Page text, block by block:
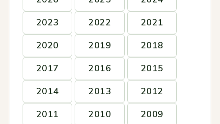
2023
2022
2021
2020
2019
2018
2017
2016
2015
2014
2013
2012
2011
2010
2009